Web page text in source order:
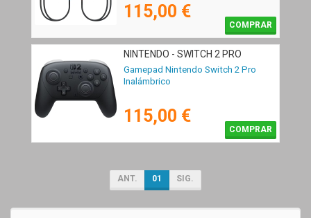
115,00 €
COMPRAR
NINTENDO - SWITCH 2 PRO
Gamepad Nintendo Switch 2 Pro
Inalámbrico
115,00 €
COMPRAR
ANT. 01 SIG.